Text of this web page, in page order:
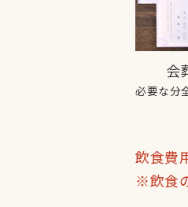
会
必要な分
飲食費
※飲食